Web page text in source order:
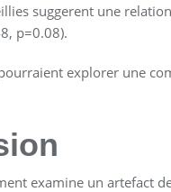
suggerent une
p=0.08).
explorer une
examine un artefact